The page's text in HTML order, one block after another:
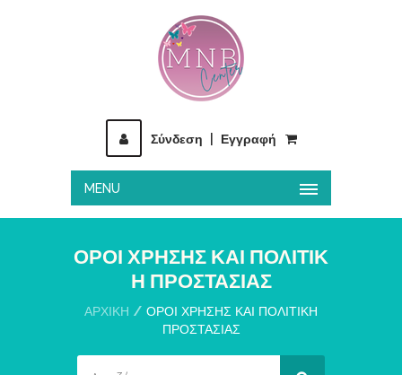
Σύνδεση Εγγραφή
MENU
ΌΡΟΙ ΧΡΉΣΗΣ ΚΑΙ ΠΟΛΙΤΙΚ
Ή ΠΡΟΣΤΑΣΊΑΣ
ΑΡΧΙΚΉ
ΌΡΟΙ ΧΡΉΣΗΣ ΚΑΙ ΠΟΛΙΤΙΚΉ
ΠΡΟΣΤΑΣΊΑΣ